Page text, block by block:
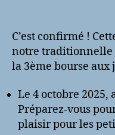
C’est confirmé !
notre traditionnelle
la 3ème bourse aux
Le 4 octobre 2025,
Préparez-vous
plaisir pour les